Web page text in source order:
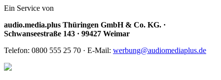
Ein Service von
audio.media.plus Thüringen GmbH & Co. KG. ·
Schwanseestraße 143 · 99427 Weimar
Telefon: 0800 555 25 70 · E-Mail: werbung@audiomediaplus.de